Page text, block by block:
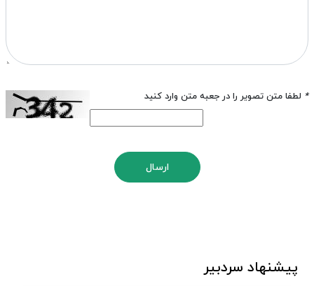
* لطفا متن تصویر را در جعبه متن وارد کنید
ارسال
پیشنهاد سردبیر